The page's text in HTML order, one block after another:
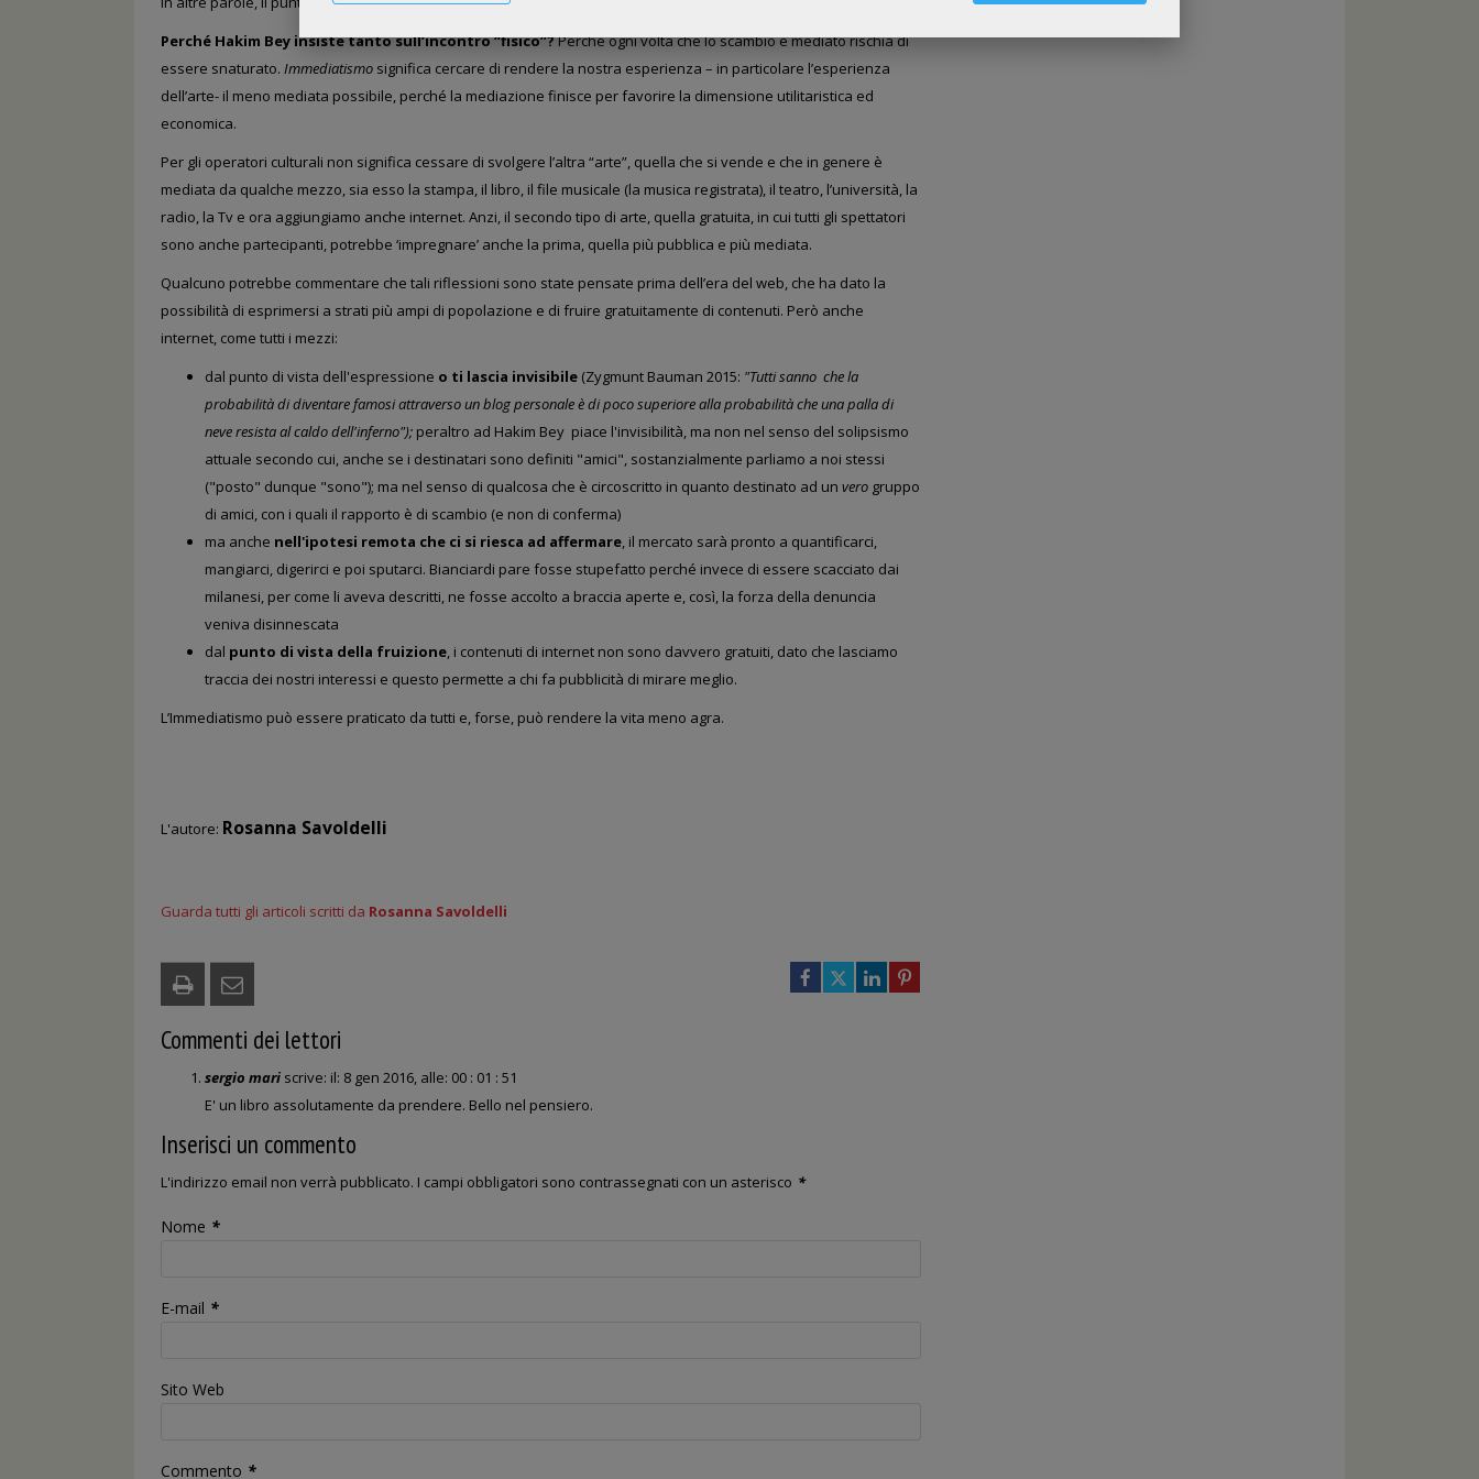
Perché Hakim Bey insiste tanto sull’incontro “fisico”?Perché ogni volta che lo scambio è mediato rischia di
essere snaturato. Immediatismo significa cercare di rendere la nostra esperienza – in particolare l’esperienza
dell’arte- il meno mediata possibile, perché la mediazione finisce per favorire la dimensione utilitaristica ed
economica.
Per gli operatori culturali non significa cessare di svolgere l’altra “arte”, quella che si vende e che in genere è
mediata da qualche mezzo, sia esso la stampa, il libro, il file musicale (la musica registrata), il teatro, l’università, la
radio, la Tv e ora aggiungiamo anche internet. Anzi, il secondo tipo di arte, quella gratuita, in cui tutti gli spettatori
sono anche partecipanti, potrebbe ‘impregnare’ anche la prima, quella più pubblica e più mediata.
Qualcuno potrebbe commentare che tali riflessioni sono state pensate prima dell’era del web, che ha dato la
possibilità di esprimersi a strati più ampi di popolazione e di fruire gratuitamente di contenuti. Però anche
internet, come tutti i mezzi:
dal punto di vista dell'espressione o ti lascia invisibile (Zygmunt Bauman 2015: "Tutti sanno che la
probabilità di diventare famosi attraverso un blog personale è di poco superiore alla probabilità che una palla di
neve resista al caldo dell'inferno"); peraltro ad Hakim Bey piace l'invisibilità, ma non nel senso del solipsismo
attuale secondo cui, anche se i destinatari sono definiti "amici", sostanzialmente parliamo a noi stessi
("posto" dunque "sono"); ma nel senso di qualcosa che è circoscritto in quanto destinato ad un vero gruppo
di amici, con i quali il rapporto è di scambio (e non di conferma)
ma anche nell'ipotesi remota che ci si riesca ad affermare, il mercato sarà pronto a quantificarci,
mangiarci, digerirci e poi sputarci. Bianciardi pare fosse stupefatto perché invece di essere scacciato dai
milanesi, per come li aveva descritti, ne fosse accolto a braccia aperte e, così, la forza della denuncia
veniva disinnescata
dal punto di vista della fruizione, i contenuti di internet non sono davvero gratuiti, dato che lasciamo
traccia dei nostri interessi e questo permette a chi fa pubblicità di mirare meglio.
L’Immediatismo può essere praticato da tutti e, forse, può rendere la vita meno agra.
L'autore: Rosanna Savoldelli
Guarda tutti gli articoli scritti da Rosanna Savoldelli
Commenti dei lettori
sergio mari scrive: il: 8 gen 2016, alle: 00 : 01 : 51
E' un libro assolutamente da prendere. Bello nel pensiero.
Inserisci un commento
L'indirizzo email non verrà pubblicato. I campi obbligatori sono contrassegnati con un asterisco *
Nome *
E-mail *
Sito Web
Commento *